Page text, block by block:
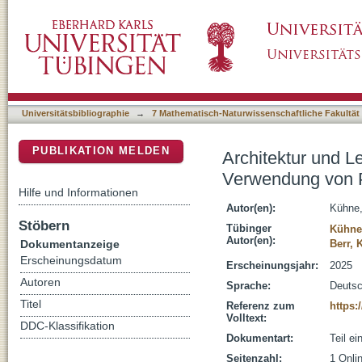
Drei-Welten-Theorie
Universitätsbibliographie → 7 Mathematisch-Naturwissenschaftliche Fakultät
Architektur und
Verwendung von
Autor(en):
Tübinger
Autor(en):
Berr,
Erscheinungsjahr:
2025
Sprache:
Referenz zum
Volltext:
Dokumentart:
Teil
Seitenzahl:
1
PUBLIKATION MELDEN
Hilfe und Informationen
Stöbern
Dokumentanzeige
Erscheinungsdatum
Autoren
Titel
DDC-Klassifikation